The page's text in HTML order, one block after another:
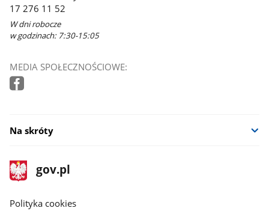
17 276 11 52
W dni robocze
w godzinach: 7:30-15:05
MEDIA SPOŁECZNOŚCIOWE:
Na skróty
stopka
gov.pl
Strona
gov.pl
gov.pl
Polityka cookies